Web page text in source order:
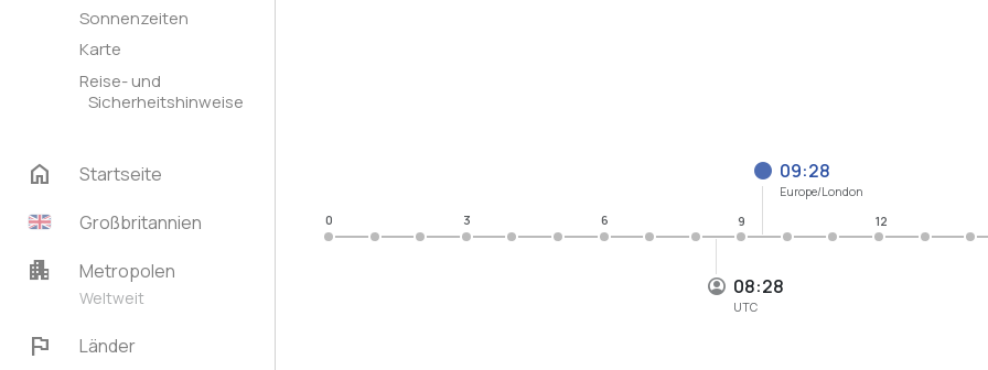
Sonnenzeiten
Karte
Reise- und
Sicherheitshinweise
home
Startseite
Großbritannien
apartment Metropolen
Weltweit
flag Länder
08:28
UTC
09:28
Europe/London
0 3 6 9 12